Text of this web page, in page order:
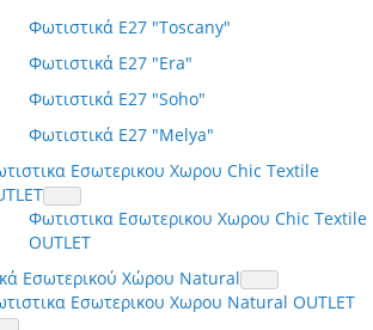
Φωτιστικά E27 "Toscany"
Φωτιστικά E27 "Era"
Φωτιστικά E27 "Soho"
Φωτιστικά E27 "Melya"
Εσωτερικου Χωρου Chic Textile
Φωτιστικα Εσωτερικου Χωρου Chic Textile
OUTLET
Εσωτερικού Χώρου Natural
Εσωτερικου Χωρου Natural OUTLET